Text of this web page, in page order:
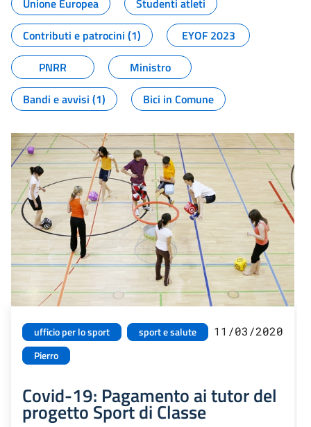
Unione Europea
Studenti atleti
Contributi e patrocini (1)
EYOF 2023
PNRR
Ministro
Bandi e avvisi (1)
Bici in Comune
ufficio per lo sport
sport e salute
Pierro
11/03/2020
Covid-19: Pagamento ai tutor del
progetto Sport di Classe